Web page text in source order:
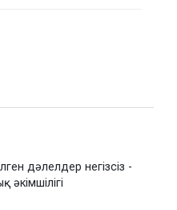
дәлелдер негізсіз -